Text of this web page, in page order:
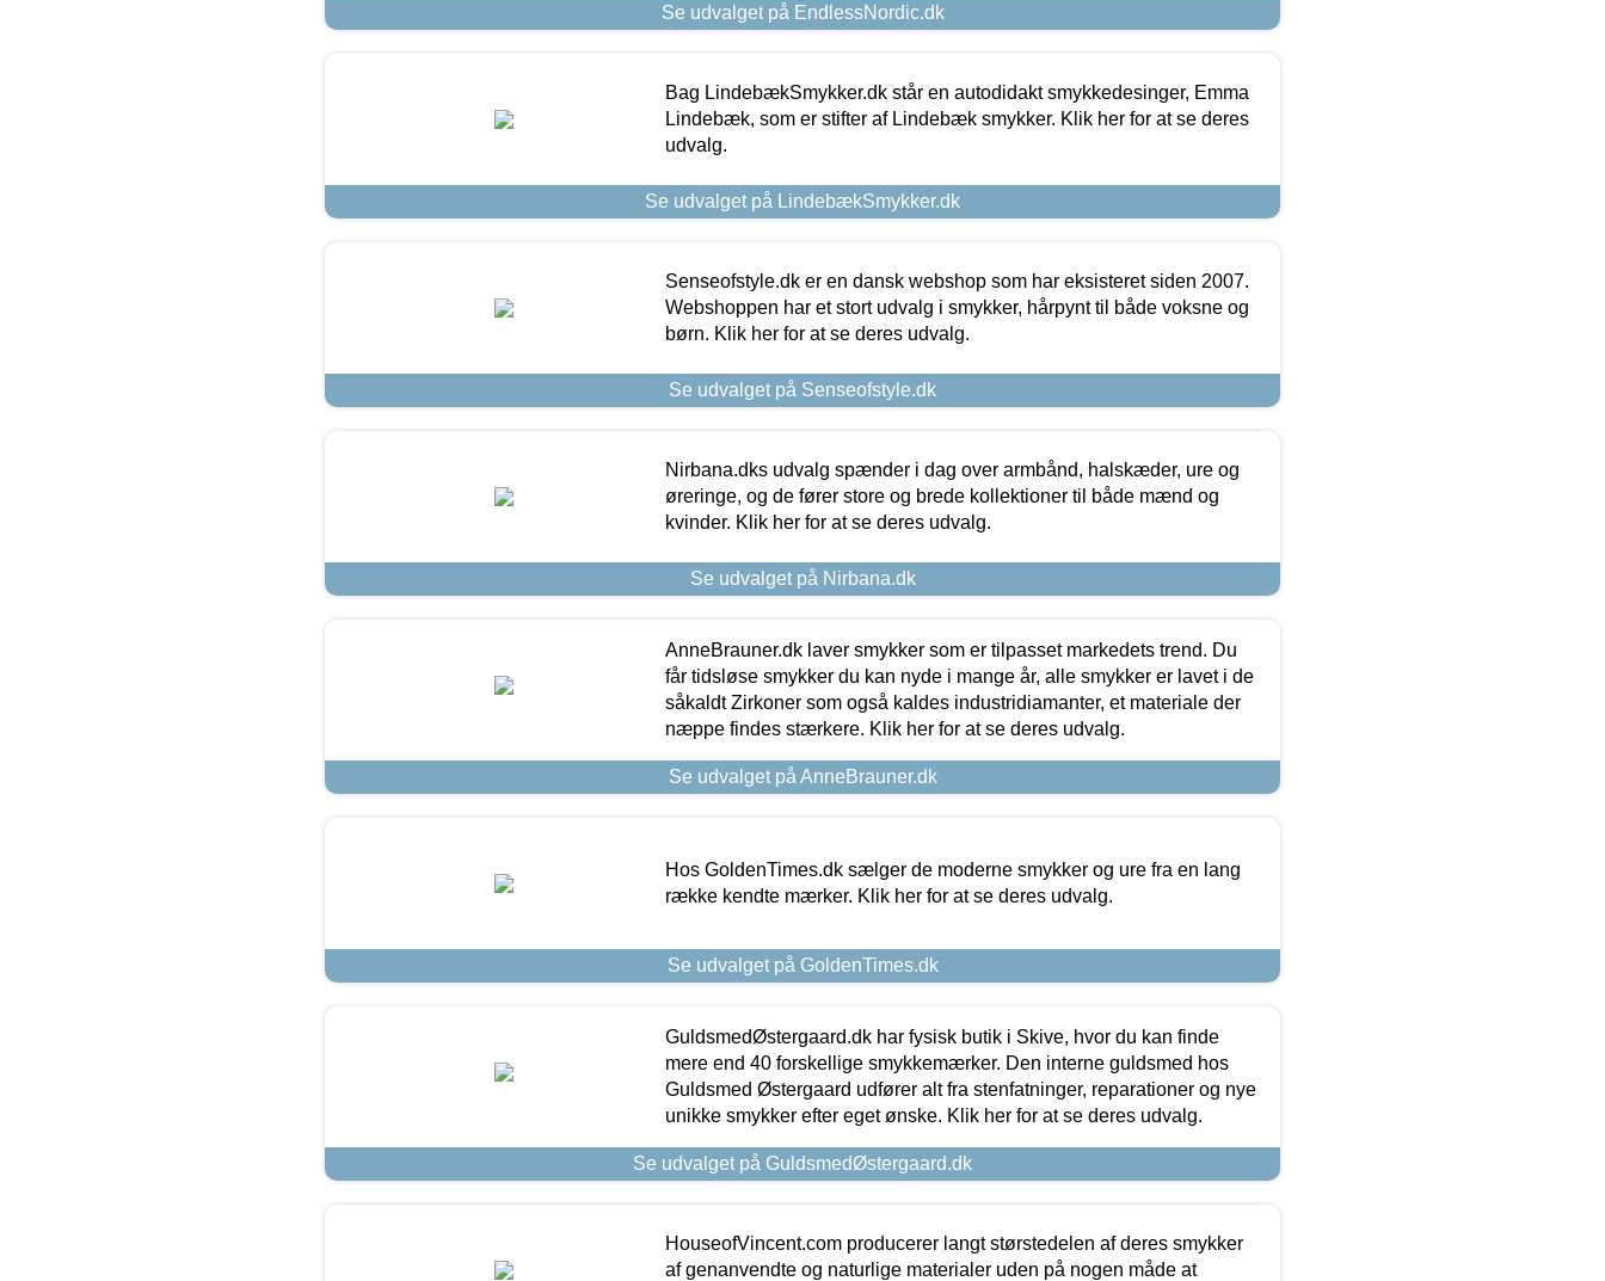
Se udvalget på EndlessNordic.dk
Bag LindebækSmykker.dk står en autodidakt smykkedesinger, Emma
Lindebæk, som er stifter af Lindebæk smykker. Klik her for at se deres
udvalg.
Se udvalget på LindebækSmykker.dk
Senseofstyle.dk er en dansk webshop som har eksisteret siden 2007.
Webshoppen har et stort udvalg i smykker, hårpynt til både voksne og
børn. Klik her for at se deres udvalg.
Se udvalget på Senseofstyle.dk
Nirbana.dks udvalg spænder i dag over armbånd, halskæder, ure og
øreringe, og de fører store og brede kollektioner til både mænd og
kvinder. Klik her for at se deres udvalg.
Se udvalget på Nirbana.dk
AnneBrauner.dk laver smykker som er tilpasset markedets trend. Du
får tidsløse smykker du kan nyde i mange år, alle smykker er lavet i de
såkaldt Zirkoner som også kaldes industridiamanter, et materiale der
næppe findes stærkere. Klik her for at se deres udvalg.
Se udvalget på AnneBrauner.dk
Hos GoldenTimes.dk sælger de moderne smykker og ure fra en lang
række kendte mærker. Klik her for at se deres udvalg.
Se udvalget på GoldenTimes.dk
GuldsmedØstergaard.dk har fysisk butik i Skive, hvor du kan finde
mere end 40 forskellige smykkemærker. Den interne guldsmed hos
Guldsmed Østergaard udfører alt fra stenfatninger, reparationer og nye
unikke smykker efter eget ønske. Klik her for at se deres udvalg.
Se udvalget på GuldsmedØstergaard.dk
HouseofVincent.com producerer langt størstedelen af deres smykker
af genanvendte og naturlige materialer uden på nogen måde at